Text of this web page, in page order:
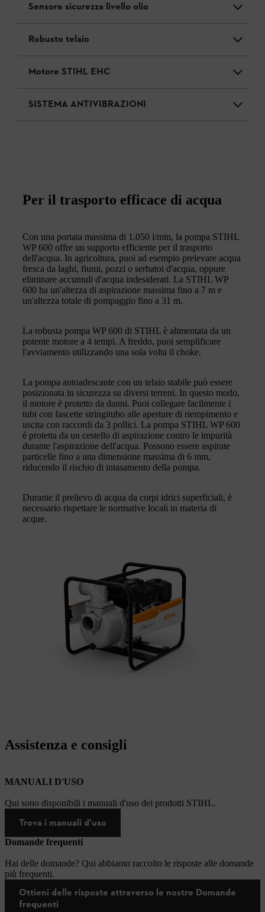
Sensore sicurezza livello olio
Robusto telaio
Motore STIHL EHC
SISTEMA ANTIVIBRAZIONI
Per il trasporto efficace di acqua
Con una portata massima di 1.050 l/min, la pompa STIHL
WP 600 offre un supporto efficiente per il trasporto
dell'acqua. In agricoltura, puoi ad esempio prelevare acqua
fresca da laghi, fiumi, pozzi o serbatoi d'acqua, oppure
eliminare accumuli d'acqua indesiderati. La STIHL WP
600 ha un'altezza di aspirazione massima fino a 7 m e
un'altezza totale di pompaggio fino a 31 m.
La robusta pompa WP 600 di STIHL è alimentata da un
potente motore a 4 tempi. A freddo, puoi semplificare
l'avviamento utilizzando una sola volta il choke.
La pompa autoadescante con un telaio stabile può essere
posizionata in sicurezza su diversi terreni. In questo modo,
il motore è protetto da danni. Puoi collegare facilmente i
tubi con fascette stringitubo alle aperture di riempimento e
uscita con raccordi da 3 pollici. La pompa STIHL WP 600
è protetta da un cestello di aspirazione contro le impurità
durante l'aspirazione dell'acqua. Possono essere aspirate
particelle fino a una dimensione massima di 6 mm,
riducendo il rischio di intasamento della pompa.
Durante il prelievo di acqua da corpi idrici superficiali, è
necessario rispettare le normative locali in materia di
acque.
Assistenza e consigli
MANUALI D'USO
Qui sono disponibili i manuali d'uso dei prodotti STIHL.
Trova i manuali d'uso
Domande frequenti
Hai delle domande? Qui abbiamo raccolto le risposte alle domande
più frequenti.
Ottieni delle risposte attraverso le nostre Domande
frequenti